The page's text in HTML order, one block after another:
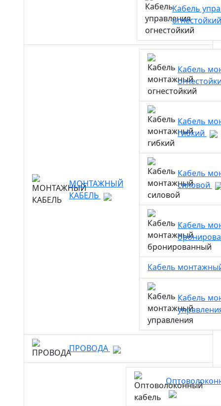
Кабель
МОНТАЖНЫЙ
КАБЕЛЬ
Кабель
Кабель
гибкий
Кабель
силовой
Кабель
Кабель
Кабель
ПРОВОДА